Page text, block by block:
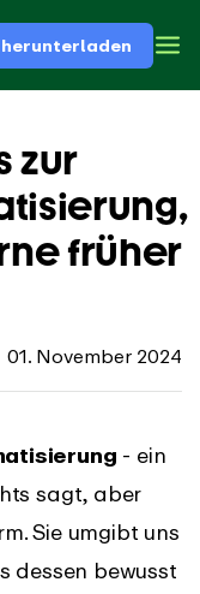
zur
früher
01. November 2024
- ein
sagt, aber
Sie umgibt uns
dessen bewusst